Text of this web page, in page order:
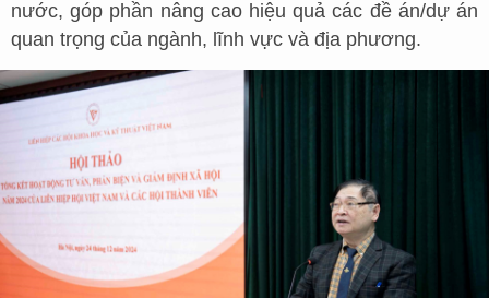
nước, góp phần nâng cao hiệu quả các đề án/dự án
quan trọng của ngành, lĩnh vực và địa phương.